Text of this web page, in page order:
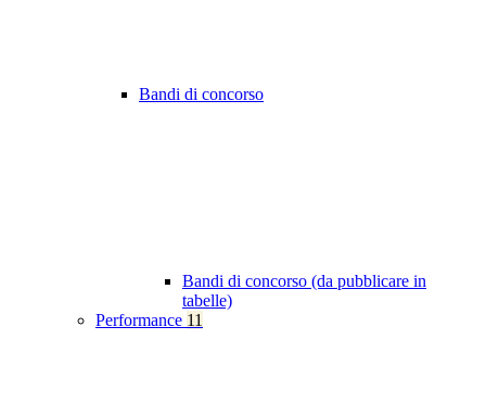
Bandi di concorso
Bandi di concorso (da pubblicare in
tabelle)
Performance 11